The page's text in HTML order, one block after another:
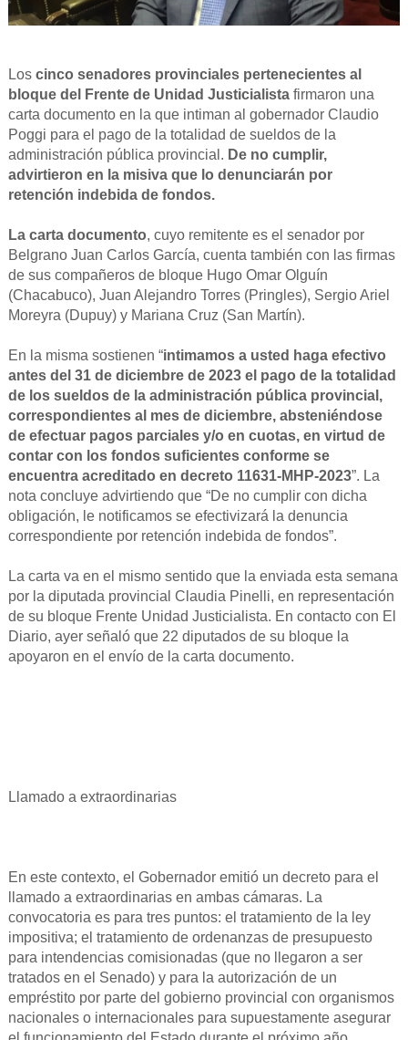
Los cinco senadores provinciales pertenecientes al
bloque del Frente de Unidad Justicialistafirmaron una
carta documento en la que intiman al gobernador Claudio
Poggi para el pago de la totalidad de sueldos de la
administración pública provincial. De no cumplir,
advirtieron en la misiva que lo denunciarán por
retención indebida de fondos.
La carta documento, cuyo remitente es el senador por
Belgrano Juan Carlos García, cuenta también con las firmas
de sus compañeros de bloque Hugo Omar Olguín
(Chacabuco), Juan Alejandro Torres (Pringles), Sergio Ariel
Moreyra (Dupuy) y Mariana Cruz (San Martín).
En la misma sostienen “intimamos a usted haga efectivo
antes del 31 de diciembre de 2023 el pago de la totalidad
de los sueldos de la administración pública provincial,
correspondientes al mes de diciembre, absteniéndose
de efectuar pagos parciales y/o en cuotas, en virtud de
contar con los fondos suficientes conforme se
encuentra acreditado en decreto 11631-MHP-2023”. La
nota concluye advirtiendo que “De no cumplir con dicha
obligación, le notificamos se efectivizará la denuncia
correspondiente por retención indebida de fondos”.
La carta va en el mismo sentido que la enviada esta semana
por la diputada provincial Claudia Pinelli, en representación
de su bloque Frente Unidad Justicialista. En contacto con El
Diario, ayer señaló que 22 diputados de su bloque la
apoyaron en el envío de la carta documento.
Llamado a extraordinarias
En este contexto, el Gobernador emitió un decreto para el
llamado a extraordinarias en ambas cámaras. La
convocatoria es para tres puntos: el tratamiento de la ley
impositiva; el tratamiento de ordenanzas de presupuesto
para intendencias comisionadas (que no llegaron a ser
tratados en el Senado) y para la autorización de un
empréstito por parte del gobierno provincial con organismos
nacionales o internacionales para supuestamente asegurar